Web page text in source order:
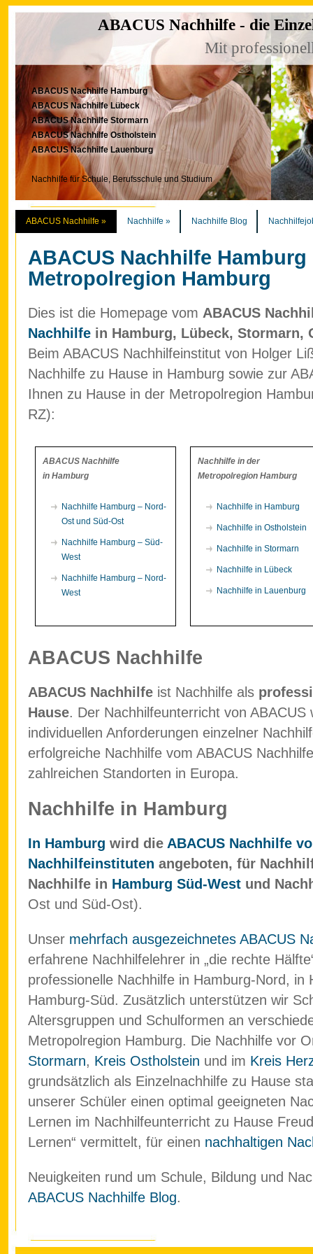
ABACUS Nachhilfe - die
Mit
ABACUS Nachhilfe Hamburg
ABACUS Nachhilfe Lübeck
ABACUS Nachhilfe Stormarn
ABACUS Nachhilfe Ostholstein
ABACUS Nachhilfe Lauenburg
Nachhilfe für Schule, Berufsschule und Studium
ABACUS Nachhilfe » Nachhilfe » Nachhilfe Blog
ABACUS Nachhilfe Hamburg
Metropolregion Hamburg
Dies ist die Homepage vom ABACUS
Nachhilfe in Hamburg, Lübeck, Stormarn,
Beim ABACUS Nachhilfeinstitut von Holger
Nachhilfe zu Hause in Hamburg sowie zur
Ihnen zu Hause in der Metropolregion
RZ):
ABACUS Nachhilfe
in Hamburg
Nachhilfe Hamburg – Nord-
Ost und Süd-Ost
Nachhilfe Hamburg – Süd-
West
Nachhilfe Hamburg – Nord-
West
Nachhilfe in der
Metropolregion Hamburg
Nachhilfe in Hamburg
Nachhilfe in Ostholstein
Nachhilfe in Stormarn
Nachhilfe in Lübeck
Nachhilfe in Lauenburg
ABACUS Nachhilfe
ABACUS Nachhilfe ist Nachhilfe als
Hause. Der Nachhilfeunterricht von
individuellen Anforderungen einzelner
erfolgreiche Nachhilfe vom ABACUS
zahlreichen Standorten in Europa.
Nachhilfe in Hamburg
In Hamburg wird die ABACUS Nachhilfe
Nachhilfeinstituten angeboten, für
Nachhilfe in Hamburg Süd-West und
Ost und Süd-Ost).
Unser mehrfach ausgezeichnetes ABACUS
erfahrene Nachhilfelehrer in „die rechte
professionelle Nachhilfe in Hamburg-Nord, in
Hamburg-Süd. Zusätzlich unterstützen wir
Altersgruppen und Schulformen an
Metropolregion Hamburg. Die Nachhilfe vor
Stormarn, Kreis Ostholstein und im Kreis
grundsätzlich als Einzelnachhilfe zu Hause
unserer Schüler einen optimal geeigneten
Lernen im Nachhilfeunterricht zu Hause
Lernen“ vermittelt, für einen nachhaltigen
Neuigkeiten rund um Schule, Bildung und
ABACUS Nachhilfe Blog.